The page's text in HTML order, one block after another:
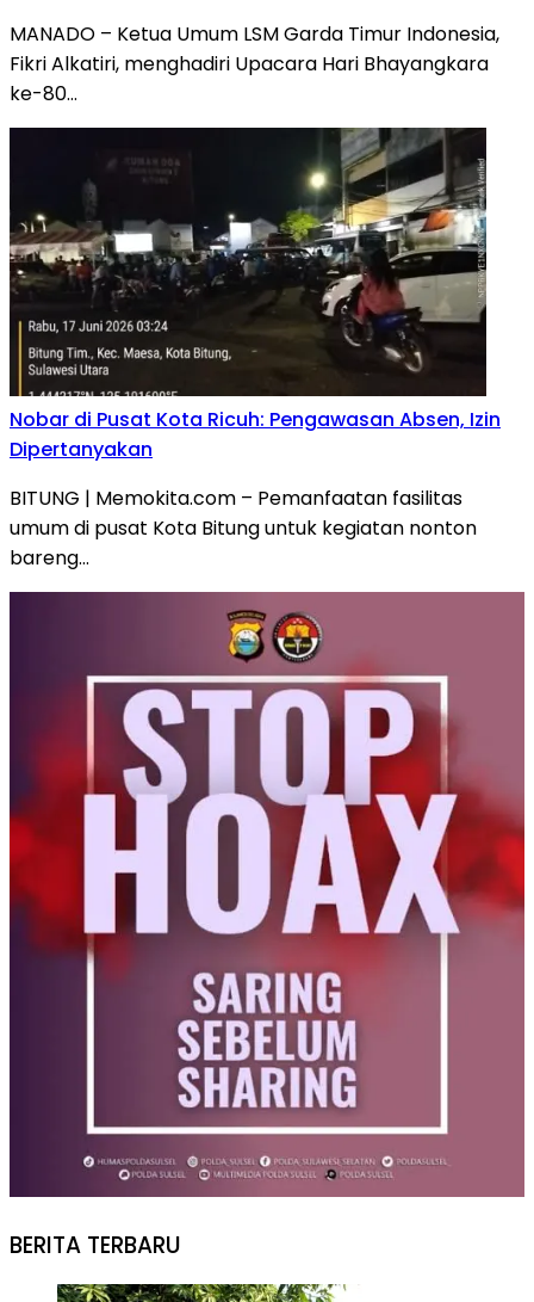
MANADO – Ketua Umum LSM Garda Timur Indonesia,
Fikri Alkatiri, menghadiri Upacara Hari Bhayangkara
ke-80…
Nobar di Pusat Kota Ricuh: Pengawasan Absen, Izin
Dipertanyakan
BITUNG | Memokita.com – Pemanfaatan fasilitas
umum di pusat Kota Bitung untuk kegiatan nonton
bareng…
BERITA TERBARU